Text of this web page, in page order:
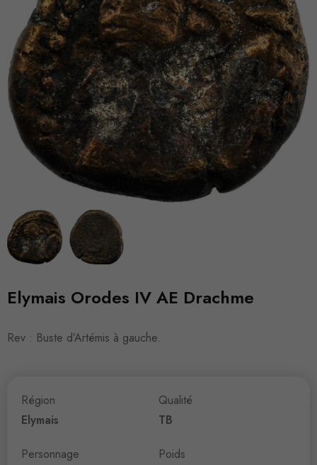
Elymais Orodes IV AE Drachme
Rev : Buste d’Artémis à gauche.
Région
Elymais
Personnage
Qualité
TB
Poids